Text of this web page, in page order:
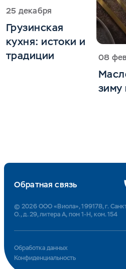
25 декабря
Грузинская
кухня: истоки и
традиции
08
зиму
Обработка данных
Конфиденциальность
Обратная связь
© 2026 ООО «Виола», 199178, г.
О., д. 29, литера А, пом 1-Н, ком. 154